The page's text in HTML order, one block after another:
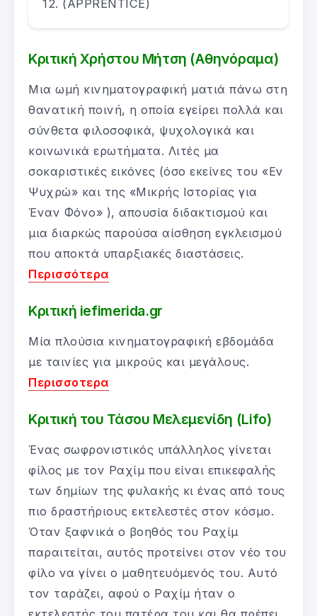
(APPRENTICE)
Κριτική Χρήστου Μήτση (Αθηνόραμα)
Μια ωμή κινηματογραφική ματιά πάνω στη
θανατική ποινή, η οποία εγείρει πολλά και
σύνθετα φιλοσοφικά, ψυχολογικά και
κοινωνικά ερωτήματα. Λιτές μα
σοκαριστικές εικόνες (όσο εκείνες του «Εν
Ψυχρώ» και της «Μικρής Ιστορίας για
Έναν Φόνο» ), απουσία διδακτισμού και
μια διαρκώς παρούσα αίσθηση εγκλεισμού
που αποκτά υπαρξιακές διαστάσεις.
Περισσότερα
Κριτική iefimerida.gr
Mία πλούσια κινηματογραφική εβδομάδα
με ταινίες για μικρούς και μεγάλους.
Περισσοτερα
Κριτική του Τάσου Μελεμενίδη (Lifo)
Ένας σωφρονιστικός υπάλληλος γίνεται
φίλος με τον Ραχίμ που είναι επικεφαλής
των δημίων της φυλακής κι ένας από τους
πιο δραστήριους εκτελεστές στον κόσμο.
Όταν ξαφνικά ο βοηθός του Ραχίμ
παραιτείται, αυτός προτείνει στον νέο του
φίλο να γίνει ο μαθητευόμενός του. Αυτό
τον ταράζει, αφού ο Ραχίμ ήταν ο